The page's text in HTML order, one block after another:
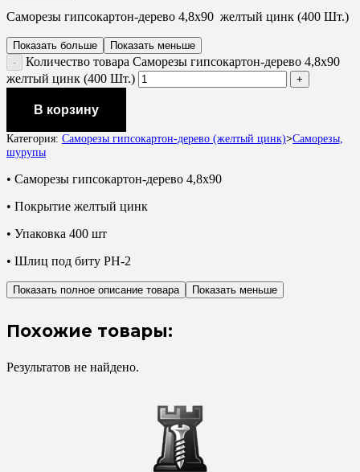
Саморезы гипсокартон-дерево 4,8х90 желтый цинк (400 Шт.)
Показать больше Показать меньше
Количество товара Саморезы гипсокартон-дерево 4,8х90
желтый цинк (400 Шт.)
В корзину
Категория: Саморезы гипсокартон-дерево (желтый цинк)>Саморезы,
шурупы
• Саморезы гипсокартон-дерево 4,8х90
• Покрытие желтый цинк
• Упаковка 400 шт
• Шлиц под биту PH-2
Показать полное описание товара Показать меньше
Похожие товары:
Результатов не найдено.